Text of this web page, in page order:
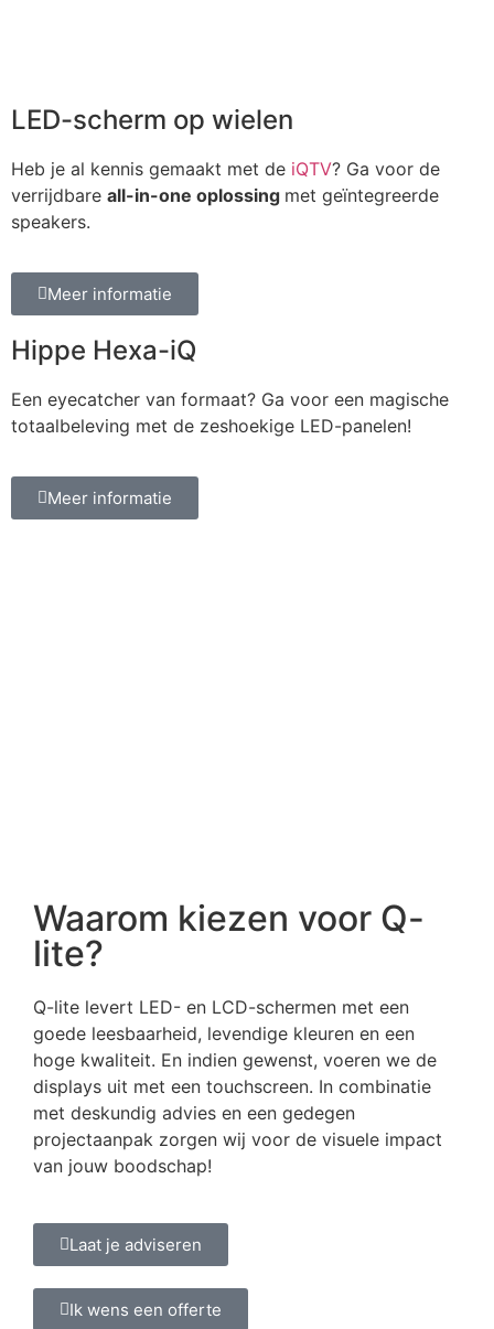
LED-scherm op wielen
Heb je al kennis gemaakt met de iQTV? Ga voor de
verrijdbare all-in-one oplossing met geïntegreerde
speakers.
Meer informatie
Hippe Hexa-iQ
Een eyecatcher van formaat? Ga voor een magische
totaalbeleving met de zeshoekige LED-panelen!
Meer informatie
Waarom kiezen voor Q-
lite?
Q-lite levert LED- en LCD-schermen met een
goede leesbaarheid, levendige kleuren en een
hoge kwaliteit. En indien gewenst, voeren we de
displays uit met een touchscreen. In combinatie
met deskundig advies en een gedegen
projectaanpak zorgen wij voor de visuele impact
van jouw boodschap!
Laat je adviseren
Ik wens een offerte